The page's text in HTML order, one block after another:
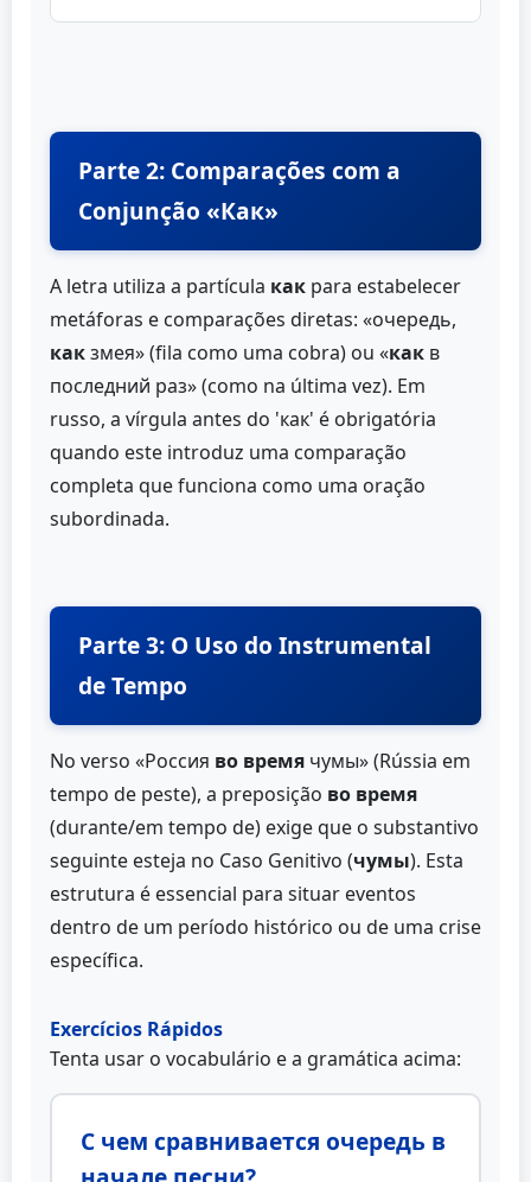
Parte 2: Comparações com a
Conjunção «Как»
A letra utiliza a partícula как para estabelecer
metáforas e comparações diretas: «очередь,
какзмея» (fila como uma cobra) ou «как в
последний раз» (como na última vez). Em
russo, a vírgula antes do 'как' é obrigatória
quando este introduz uma comparação
completa que funciona como uma oração
subordinada.
Parte 3: O Uso do Instrumental
de Tempo
No verso «Россия во время чумы» (Rússia em
tempo de peste), a preposição во время
(durante/em tempo de) exige que o substantivo
seguinte esteja no Caso Genitivo (чумы). Esta
estrutura é essencial para situar eventos
dentro de um período histórico ou de uma crise
específica.
Exercícios Rápidos
Tenta usar o vocabulário e a gramática acima:
С чем сравнивается очередь в